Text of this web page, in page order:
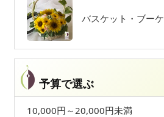
バスケット・ブーケ
予算で選ぶ
10,000円～20,000円未満